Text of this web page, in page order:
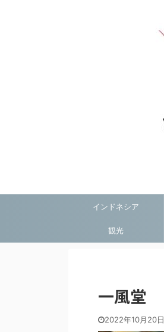
インドネシア
観光
一風堂
2022年10月20日